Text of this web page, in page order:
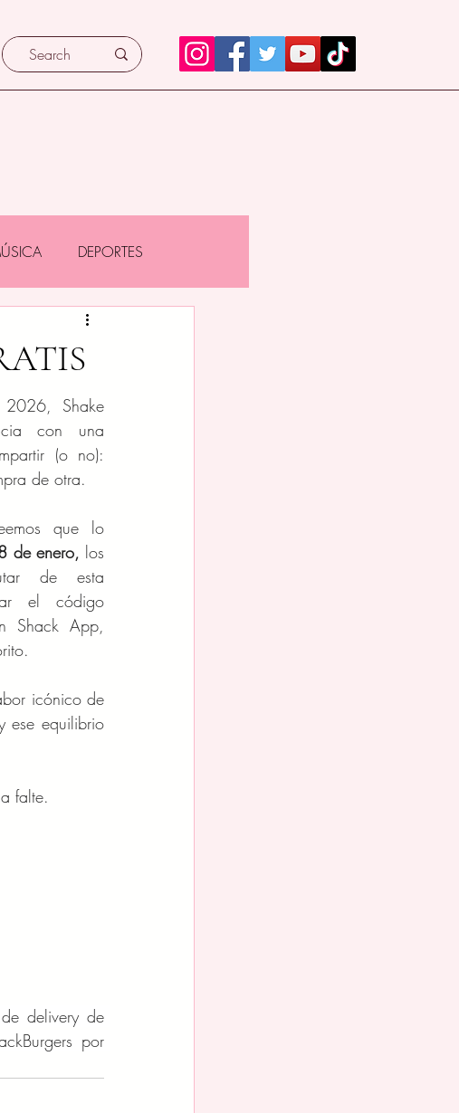
DEPORTES
Shake
con una
(o no):
de otra.
que lo
de enero, los
de esta
el código
Shack App,
icónico de
ese equilibrio
falte.
delivery de
por